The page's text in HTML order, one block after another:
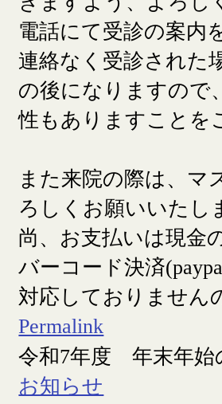
電話にて受診の案内
連絡なく受診された
の後になりますので
性もありますことを
また来院の際は、マ
ろしくお願いいたし
尚、お支払いは現金
バーコード決済
対応しておりません
Permalink
令和7年度 年末年始
お知らせ